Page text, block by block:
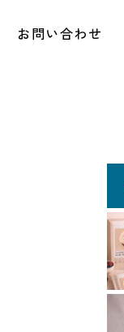
お問い合わせ